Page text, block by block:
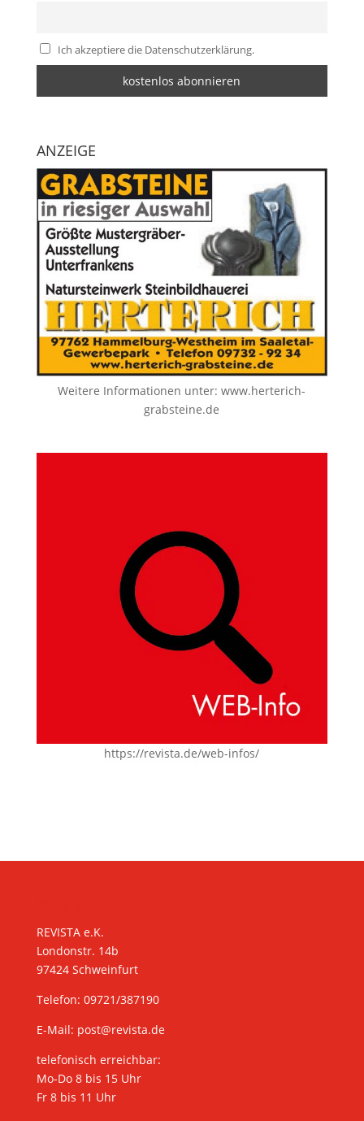
Ich akzeptiere die Datenschutzerklärung.
ANZEIGE
Weitere Informationen unter:www.herterich-
grabsteine.de
https://revista.de/web-infos/
REVISTA e.K.
Londonstr. 14b
97424 Schweinfurt
Telefon: 09721/387190
E-Mail: post@revista.de
telefonisch erreichbar:
Mo-Do 8 bis 15 Uhr
Fr 8 bis 11 Uhr